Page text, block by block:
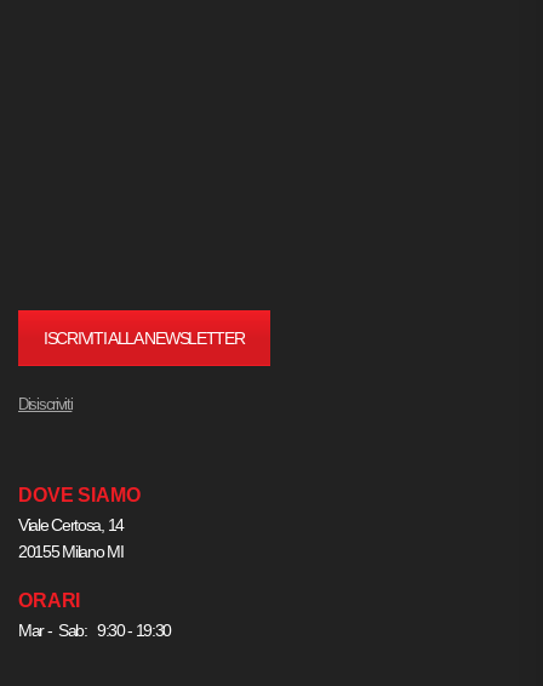
ISCRIVITI ALLA NEWSLETTER
Disiscriviti
DOVE SIAMO
Viale Certosa, 14
20155 Milano MI
ORARI
Mar - Sab: 9:30 - 19:30